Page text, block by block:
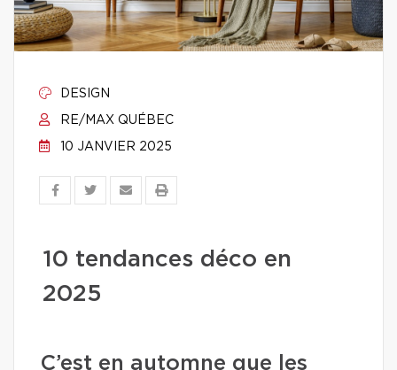
DESIGN
RE/MAX QUÉBEC
10 JANVIER 2025
10 tendances déco en
2025
C’est en automne que les